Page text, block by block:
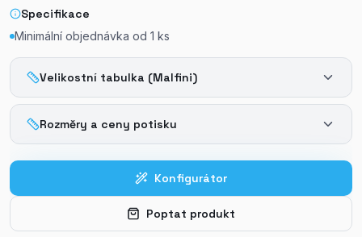
Specifikace
Minimální objednávka od 1 ks
Velikostní tabulka (Malfini)
Rozměry a ceny potisku
Konfigurátor
Poptat produkt